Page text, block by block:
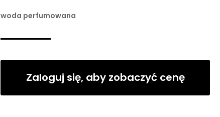
woda perfumowana
Zaloguj się, aby zobaczyć cenę